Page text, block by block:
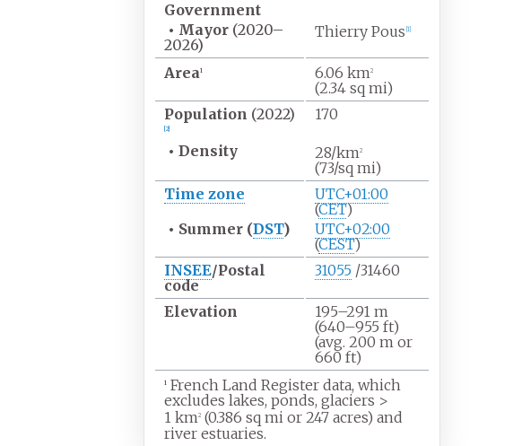
Government
• Mayor (2020–
2026)
Thierry Pous 1]
Area1 6.06 km2
(2.34 sq mi)
Population (2022)
2]
170
• Density 28/km2
(73/sq mi)
Time zone
UTC+01:00
(CET)
• Summer (DST)
UTC+02:00
(CEST)
INSEE/Postal
code
31055/31460
Elevation 195–291 m
(640–955 ft)
(avg. 200 m or
660 ft)
1French Land Register data, which
excludes lakes, ponds, glaciers >
1 km2(0.386 sq mi or 247 acres) and
river estuaries.